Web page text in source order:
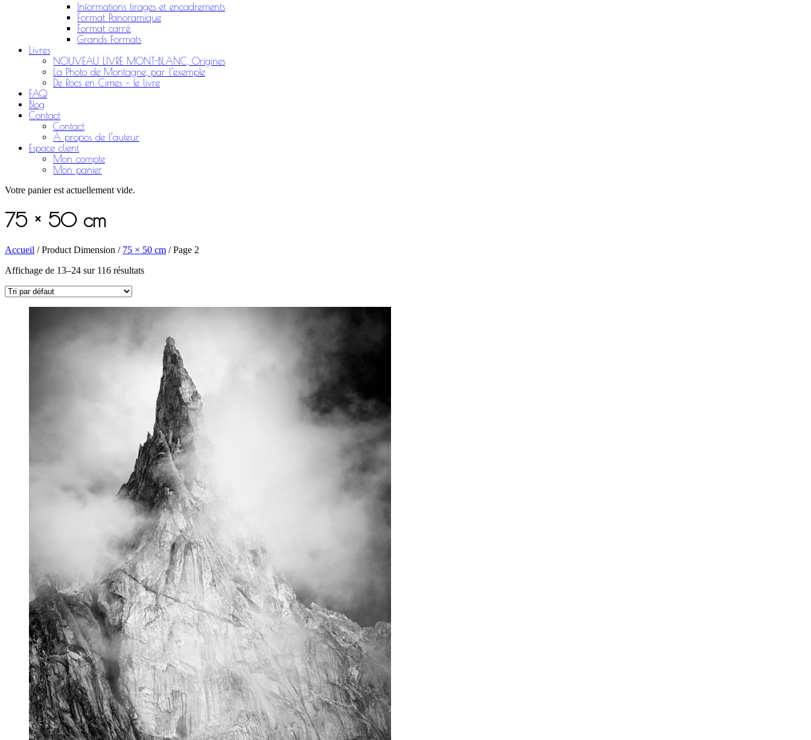
Informations tirages et encadrements
Format Panoramique
Format carré
Grands Formats
Livres
NOUVEAU LIVRE MONT-BLANC, Origines
La Photo de Montagne, par l’exemple
De Rocs en Cimes – le livre
FAQ
Blog
Contact
Contact
À propos de l’auteur
Espace client
Mon compte
Mon panier
Votre panier est actuellement vide.
75 × 50 cm
Accueil / Product Dimension / 75 × 50 cm / Page 2
Affichage de 13–24 sur 116 résultats